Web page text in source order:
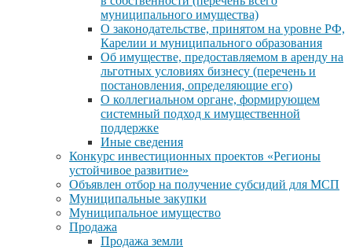
муниципального имущества)
О законодательстве, принятом на уровне РФ,
Карелии и муниципального образования
Об имуществе, предоставляемом в аренду на
льготных условиях бизнесу (перечень и
постановления, определяющие его)
О коллегиальном органе, формирующем
системный подход к имущественной
поддержке
Иные сведения
Конкурс инвестиционных проектов «Регионы
устойчивое развитие»
Объявлен отбор на получение субсидий для МСП
Муниципальные закупки
Муниципальное имущество
Продажа
Продажа земли